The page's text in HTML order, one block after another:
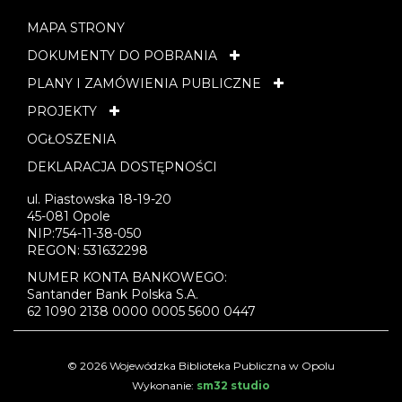
MAPA STRONY
DOKUMENTY DO POBRANIA
PLANY I ZAMÓWIENIA PUBLICZNE
PROJEKTY
OGŁOSZENIA
DEKLARACJA DOSTĘPNOŚCI
ul. Piastowska 18-19-20
45-081 Opole
NIP:754-11-38-050
REGON: 531632298
NUMER KONTA BANKOWEGO:
Santander Bank Polska S.A.
62 1090 2138 0000 0005 5600 0447
© 2026 Wojewódzka Biblioteka Publiczna w Opolu
Wykonanie: sm32 studio